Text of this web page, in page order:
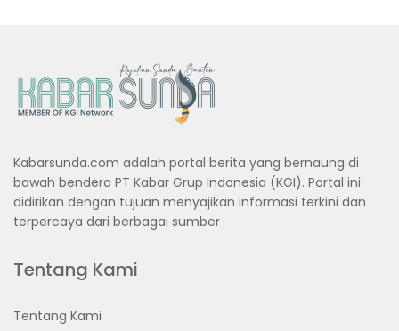
Kabarsunda.com adalah portal berita yang bernaung di
bawah bendera PT Kabar Grup Indonesia (KGI). Portal ini
didirikan dengan tujuan menyajikan informasi terkini dan
terpercaya dari berbagai sumber
Tentang Kami
Tentang Kami